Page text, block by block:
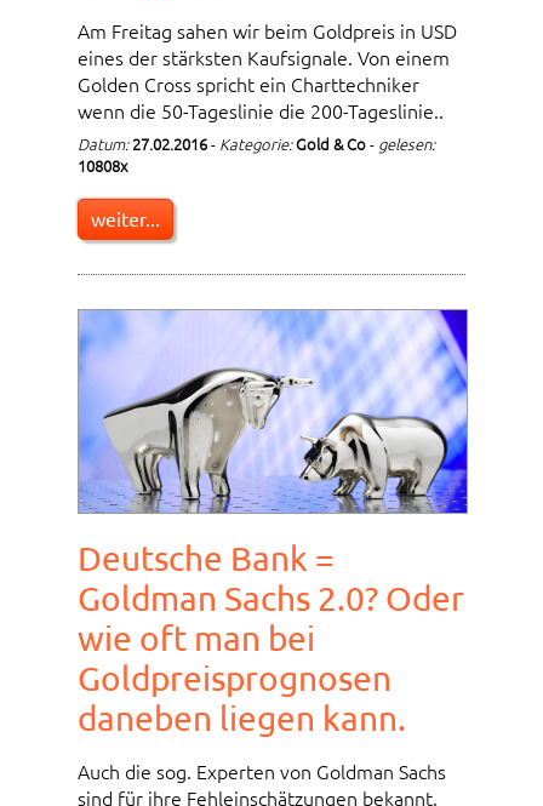
Am Freitag sahen wir beim Goldpreis in USD
eines der stärksten Kaufsignale. Von einem
Golden Cross spricht ein Charttechniker
wenn die 50-Tageslinie die 200-Tageslinie..
Datum: 27.02.2016- Kategorie:Gold & Co- gelesen:
10808x
weiter...
Deutsche Bank =
Goldman Sachs 2.0? Oder
wie oft man bei
Goldpreisprognosen
daneben liegen kann.
Auch die sog. Experten von Goldman Sachs
sind für ihre Fehleinschätzungen bekannt.